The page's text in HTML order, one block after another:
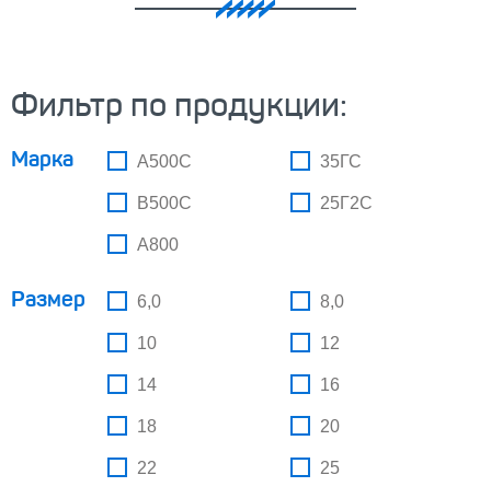
Фильтр по продукции:
Марка А500С 35ГС
В500С 25Г2С
А800
Размер 6,0 8,0
10 12
14 16
18 20
22 25